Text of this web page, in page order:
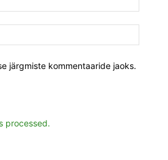
järgmiste kommentaaride jaoks.
processed.